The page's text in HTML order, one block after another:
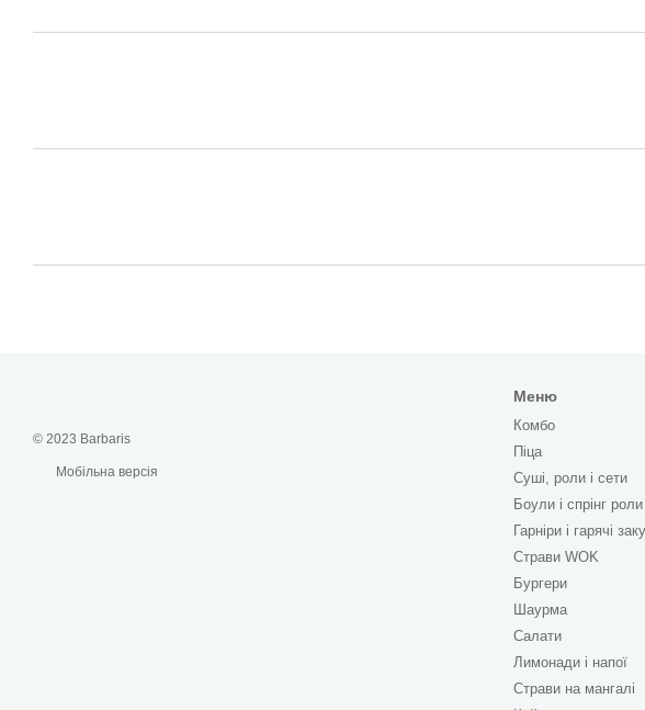
© 2023 Barbaris
Мобільна версія
Меню
Комбо
Піца
Cуші, роли і сети
Боули і спрінг роли
Гарніри і гарячі
Страви WOK
Бургери
Шаурма
Салати
Лимонади і напої
Страви на мангалі